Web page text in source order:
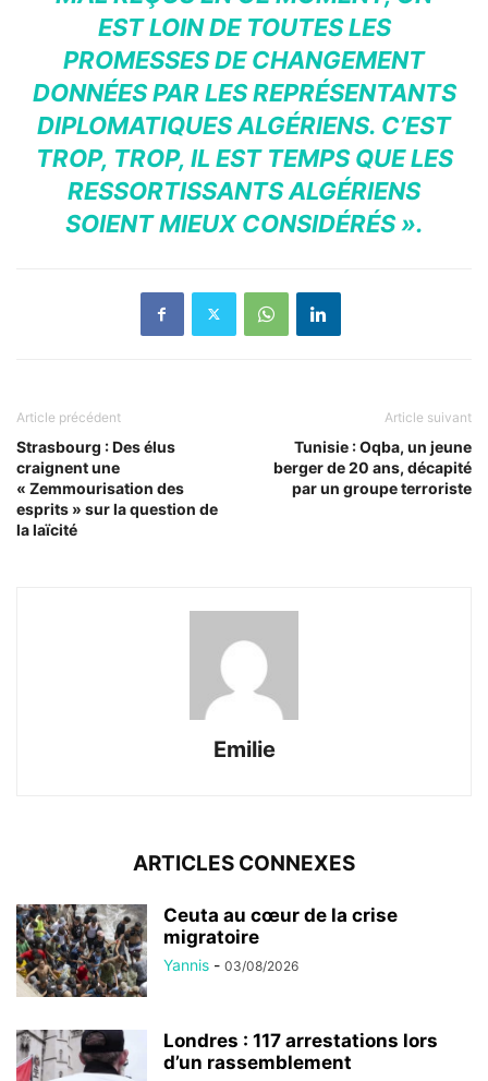
EST LOIN DE TOUTES LES
PROMESSES DE CHANGEMENT
DONNÉES PAR LES REPRÉSENTANTS
DIPLOMATIQUES ALGÉRIENS. C’EST
TROP, TROP, IL EST TEMPS QUE LES
RESSORTISSANTS ALGÉRIENS
SOIENT MIEUX CONSIDÉRÉS ».
Article précédent
Strasbourg : Des élus
craignent une
« Zemmourisation des
esprits » sur la question de
la laïcité
Article suivant
Tunisie : Oqba, un jeune
berger de 20 ans, décapité
par un groupe terroriste
Emilie
ARTICLES CONNEXES
Ceuta au cœur de la crise
migratoire
Yannis - 03/08/2026
Londres : 117 arrestations lors
d’un rassemblement